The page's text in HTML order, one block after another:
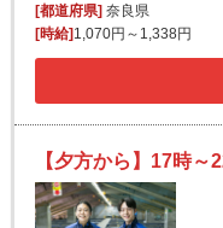
[都道府県]奈良県
[時給]1,070円～1,338円